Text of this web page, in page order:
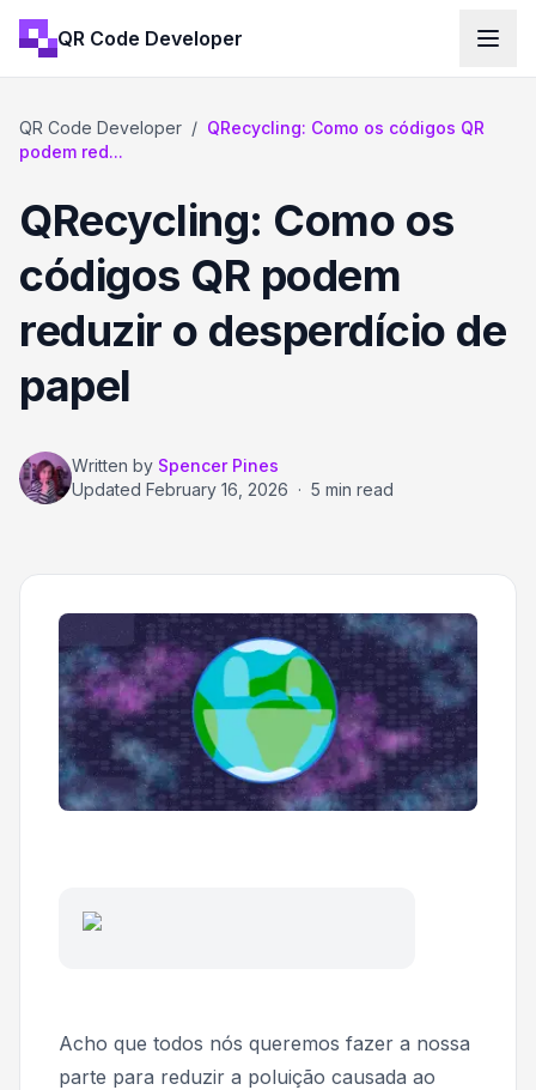
QR Code Developer
QR Code Developer / QRecycling: Como os códigos QR
podem red...
QRecycling: Como os
códigos QR podem
reduzir o desperdício de
papel
Written by Spencer Pines
Updated February 16, 2026 · 5 min read
Acho que todos nós queremos fazer a nossa
parte para reduzir a poluição causada ao